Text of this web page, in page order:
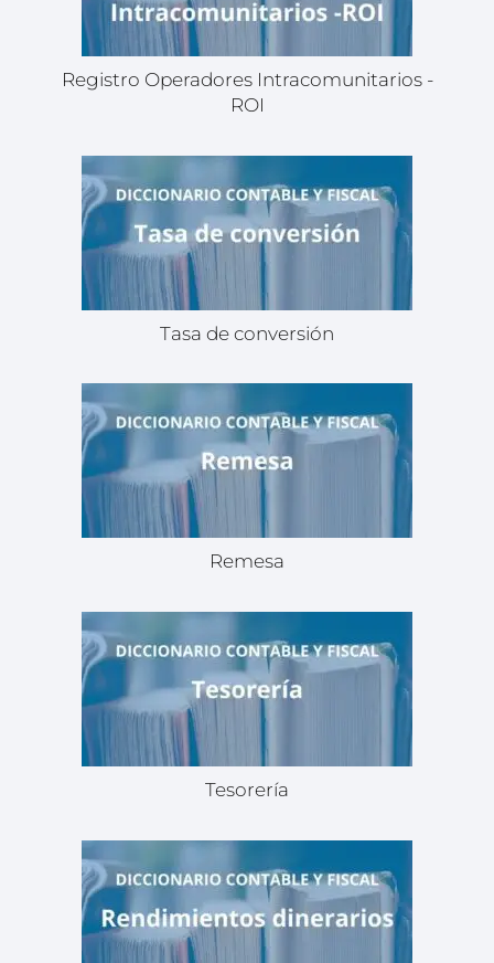
Registro Operadores Intracomunitarios -
ROI
Tasa de conversión
Remesa
Tesorería